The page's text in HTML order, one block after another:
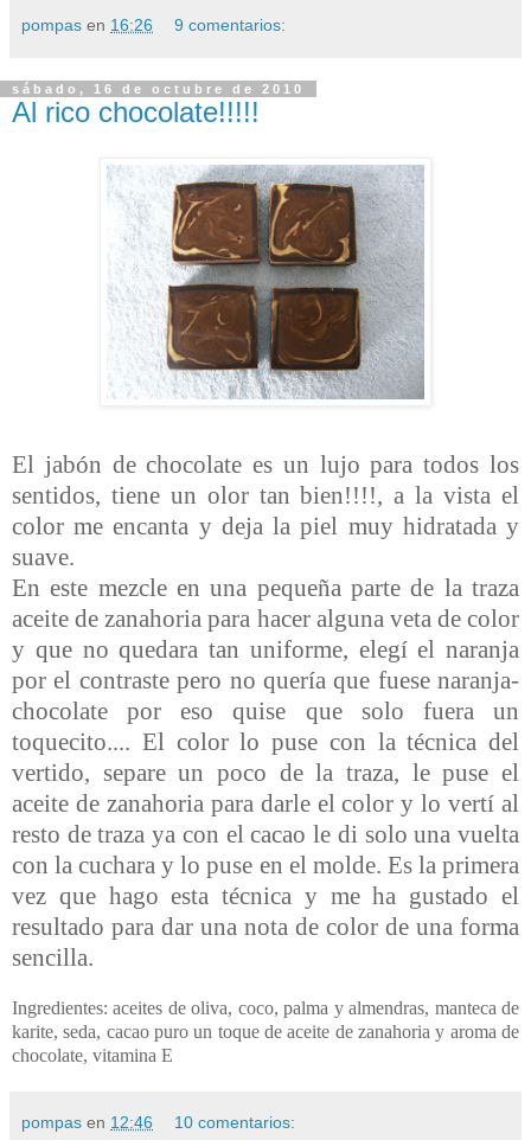
pompas en 16:26 9 comentarios:
sábado, 16 de octubre de 2010
Al rico chocolate!!!!!
El jabón de chocolate es un lujo para todos los
sentidos, tiene un olor tan bien!!!!, a la vista el
color me encanta y deja la piel muy hidratada y
suave.
En este mezcle en una pequeña parte de la traza
aceite de zanahoria para hacer alguna veta de color
y que no quedara tan uniforme, elegí el naranja
por el contraste pero no quería que fuese naranja-
chocolate por eso quise que solo fuera un
toquecito.... El color lo puse con la técnica del
vertido, separe un poco de la traza, le puse el
aceite de zanahoria para darle el color y lo vertí al
resto de traza ya con el cacao le di solo una vuelta
con la cuchara y lo puse en el molde. Es la primera
vez que hago esta técnica y me ha gustado el
resultado para dar una nota de color de una forma
sencilla.
Ingredientes: aceites de oliva, coco, palma y almendras, manteca de
karite, seda, cacao puro un toque de aceite de zanahoria y aroma de
chocolate, vitamina E
pompas en 12:46 10 comentarios: